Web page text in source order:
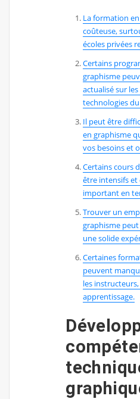
La formation
coûteuse,
écoles privées
Certains
graphisme
actualisé sur
technologies
Il peut être
en graphisme
vos besoins et
Certains cours
être intensifs
important en
Trouver un
graphisme
une solide
Certaines
peuvent
les
apprentissage.